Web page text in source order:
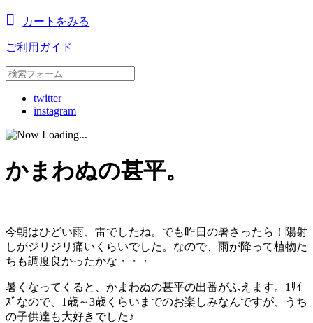
カートをみる
ご利用ガイド
twitter
instagram
かまわぬの甚平。
今朝はひどい雨、雷でしたね。でも昨日の暑さったら！陽射
しがジリジリ痛いくらいでした。なので、雨が降って植物た
ちも調度良かったかな・・・
暑くなってくると、かまわぬの甚平の出番がふえます。1ｻｲ
ｽﾞなので、1歳～3歳くらいまでのお楽しみなんですが、うち
の子供達も大好きでした♪